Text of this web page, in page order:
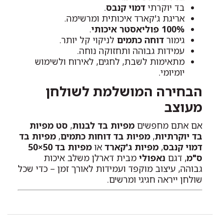
בד יוקרתי דמוי קנבס.
אריגת ג'קארד איכותית ומרשימה.
100% פוליאסטר איכותי
.
גימור דוחה כתמים לניקוי קל יותר.
עמידות גבוהה ותחזוקה נוחה.
מתאימות לשבת, לחגים, לאירוח ולשימוש
יומיומי.
הבחירה המושלמת לשולחן
מעוצב
אם אתם מחפשים מפיות בד לבנות, סט מפיות
בד יוקרתיות, מפיות בד דוחות כתמים, מפיות בד
דמוי קנבס, מפיות ג'קארד או
מפיות בד 50×50
ס"מ, דגם נאפולי מבית דארלן משלב איכות
גבוהה, עיצוב מוקפד ועמידות לאורך זמן – כדי שכל
שולחן ייראה חגיגי ומרשים.